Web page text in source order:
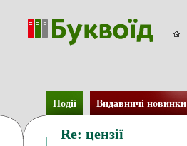
Події Видавничі новинки
Re: цензії